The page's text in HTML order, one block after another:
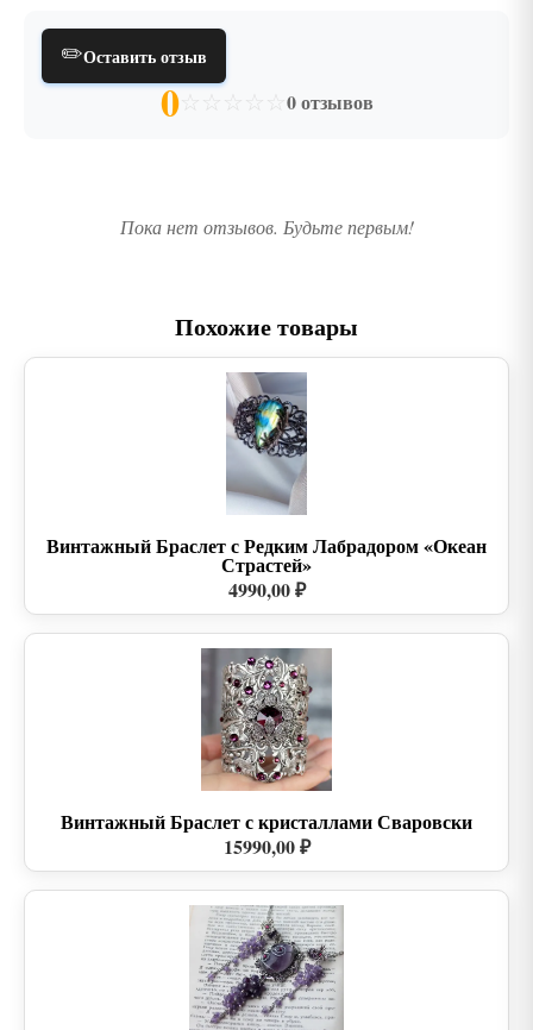
✏️Оставить отзыв
0☆ ☆ ☆ ☆ ☆ 0 отзывов
Пока нет отзывов. Будьте первым!
Похожие товары
Винтажный Браслет с Редким Лабрадором «Океан
Страстей»
4990,00 ₽
Винтажный Браслет с кристаллами Сваровски
15990,00 ₽